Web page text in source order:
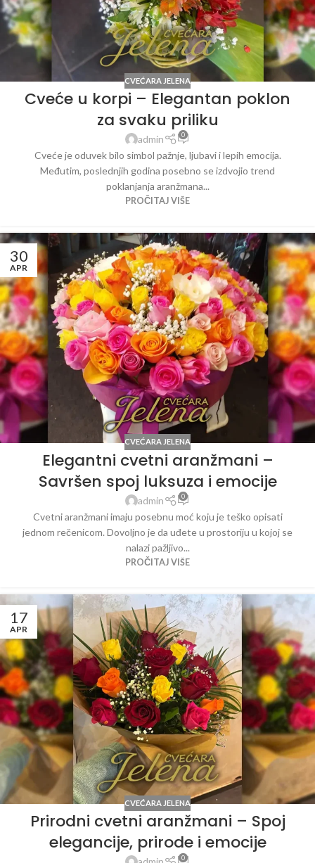
CVEĆARA JELENA
Cveće u korpi – Elegantan poklon
za svaku priliku
admin 0
Cveće je oduvek bilo simbol pažnje, ljubavi i lepih emocija.
Međutim, poslednjih godina posebno se izdvojio trend
poklanjanja aranžmana...
PROČITAJ VIŠE
30
APR
CVEĆARA JELENA
Elegantni cvetni aranžmani –
Savršen spoj luksuza i emocije
admin 0
Cvetni aranžmani imaju posebnu moć koju je teško opisati
jednom rečenicom. Dovoljno je da uđete u prostoriju u kojoj se
nalazi pažljivo...
PROČITAJ VIŠE
17
APR
CVEĆARA JELENA
Prirodni cvetni aranžmani – Spoj
elegancije, prirode i emocije
0